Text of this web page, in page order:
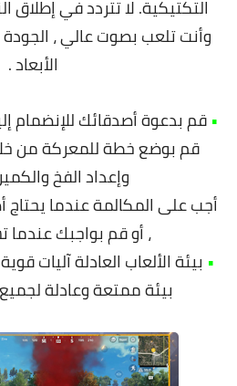
التكتيكية. لا تتردد في إطلاق
وأنت تلعب بصوت عالي ،
الأبعاد .
•قم بدعوة أصدقائك للإنضمام
قم بوضع خطة للمعركة من
وإعداد الفخ
أجب على المكالمة عندما
، أو قم بواجبك عندما
• بيئة الألعاب العادلة آليات
بيئة ممتعة وعادلة